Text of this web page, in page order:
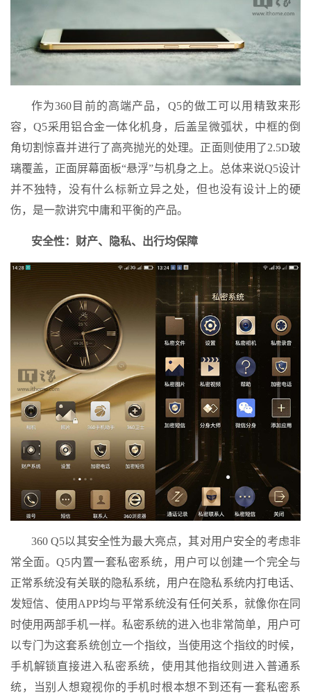
作为360目前的高端产品，Q5的做工可以用精致来形
容，Q5采用铝合金一体化机身，后盖呈微弧状，中框的倒
角切割惊喜并进行了高亮抛光的处理。正面则使用了2.5D玻
璃覆盖，正面屏幕面板“悬浮”与机身之上。总体来说Q5设计
并不独特，没有什么标新立异之处，但也没有设计上的硬
伤，是一款讲究中庸和平衡的产品。
安全性：财产、隐私、出行均保障
360 Q5以其安全性为最大亮点，其对用户安全的考虑非
常全面。Q5内置一套私密系统，用户可以创建一个完全与
正常系统没有关联的隐私系统，用户在隐私系统内打电话、
发短信、使用APP均与平常系统没有任何关系，就像你在同
时使用两部手机一样。私密系统的进入也非常简单，用户可
以专门为这套系统创立一个指纹，当使用这个指纹的时候，
手机解锁直接进入私密系统，使用其他指纹则进入普通系
统，当别人想窥视你的手机时根本想不到还有一套私密系